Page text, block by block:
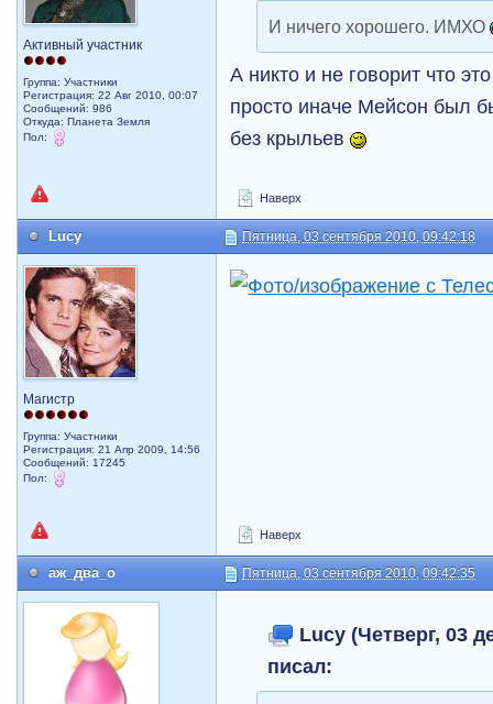
Активный участник
Группа: Участники
Регистрация: 22 Авг 2010, 00:07
Сообщений: 986
Откуда: Планета Земля
Пол:
И ничего хорошего. ИМХО
А никто и не говорит что
просто иначе Мейсон был
без крыльев
Наверх
Lucy Пятница, 03 сентября 2010, 09:42:18
Магистр
Группа: Участники
Регистрация: 21 Апр 2009, 14:56
Сообщений: 17245
Пол:
Наверх
аж_два_о Пятница, 03 сентября 2010, 09:42:35
Lucy (Четверг, 03
писал: